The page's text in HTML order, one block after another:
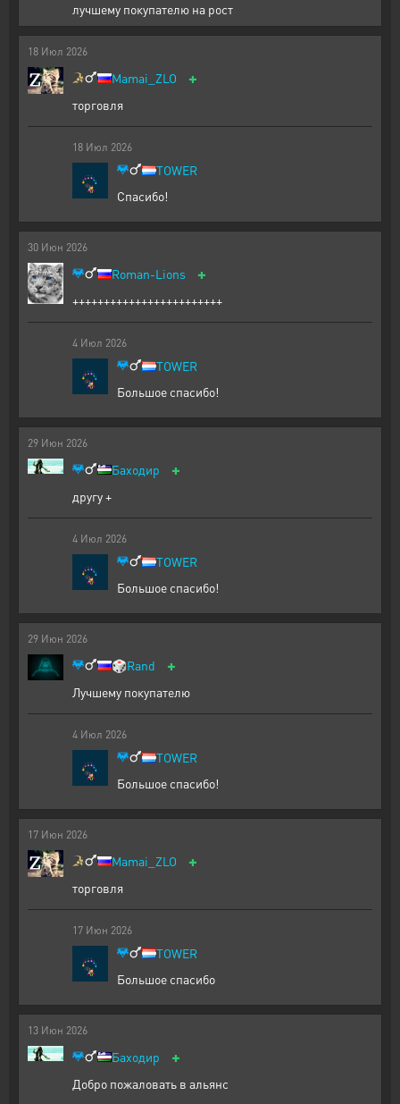
лучшему покупателю на рост
18 Июл 2026
Mamai_ZLO +
торговля
18 Июл 2026
TOWER
Спасибо!
30 Июн 2026
Roman-Lions +
++++++++++++++++++++++++
4 Июл 2026
TOWER
Большое спасибо!
29 Июн 2026
Баходир +
другу +
4 Июл 2026
TOWER
Большое спасибо!
29 Июн 2026
🎲Rand +
Лучшему покупателю
4 Июл 2026
TOWER
Большое спасибо!
17 Июн 2026
Mamai_ZLO +
торговля
17 Июн 2026
TOWER
Большое спасибо
13 Июн 2026
Баходир +
Добро пожаловать в альянс